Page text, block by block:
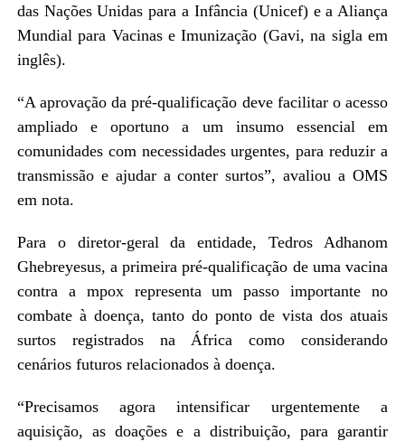
das Nações Unidas para a Infância (Unicef) e a Aliança
Mundial para Vacinas e Imunização (Gavi, na sigla em
inglês).
“A aprovação da pré-qualificação deve facilitar o acesso
ampliado e oportuno a um insumo essencial em
comunidades com necessidades urgentes, para reduzir a
transmissão e ajudar a conter surtos”, avaliou a OMS
em nota.
Para o diretor-geral da entidade, Tedros Adhanom
Ghebreyesus, a primeira pré-qualificação de uma vacina
contra a mpox representa um passo importante no
combate à doença, tanto do ponto de vista dos atuais
surtos registrados na África como considerando
cenários futuros relacionados à doença.
“Precisamos agora intensificar urgentemente a
aquisição, as doações e a distribuição, para garantir